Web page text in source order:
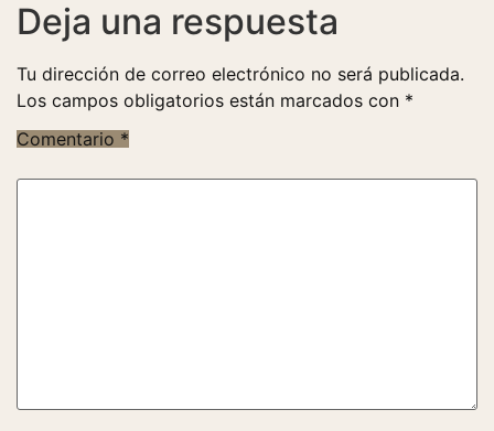
Deja una respuesta
Tu dirección de correo electrónico no será publicada.
Los campos obligatorios están marcados con *
Comentario *